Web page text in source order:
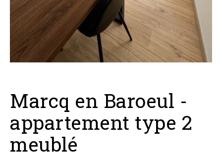
Marcq en Baroeul -
appartement type 2
meublé